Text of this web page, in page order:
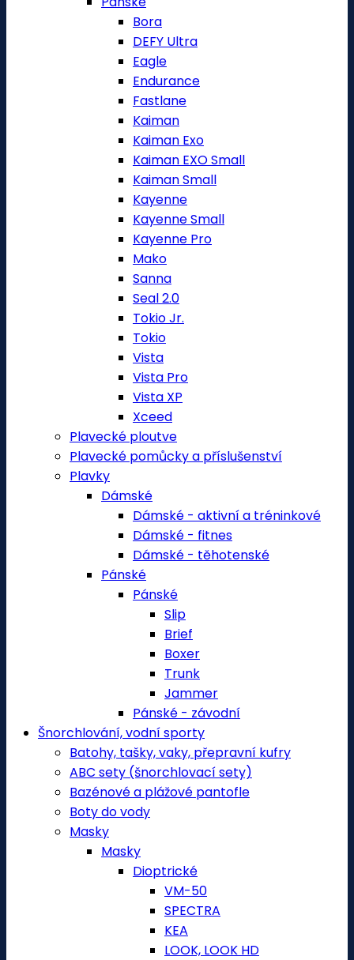
Bora
DEFY Ultra
Eagle
Endurance
Fastlane
Kaiman
Kaiman Exo
Kaiman EXO Small
Kaiman Small
Kayenne
Kayenne Small
Kayenne Pro
Mako
Sanna
Seal 2.0
Tokio Jr.
Tokio
Vista
Vista Pro
Vista XP
Xceed
Plavecké ploutve
Plavecké pomůcky a příslušenství
Plavky
Dámské
Dámské - aktivní a tréninkové
Dámské - fitnes
Dámské - těhotenské
Pánské
Pánské
Slip
Brief
Boxer
Trunk
Jammer
Pánské - závodní
Šnorchlování, vodní sporty
Batohy, tašky, vaky, přepravní kufry
ABC sety (šnorchlovací sety)
Bazénové a plážové pantofle
Boty do vody
Masky
Masky
Dioptrické
VM-50
SPECTRA
KEA
LOOK, LOOK HD